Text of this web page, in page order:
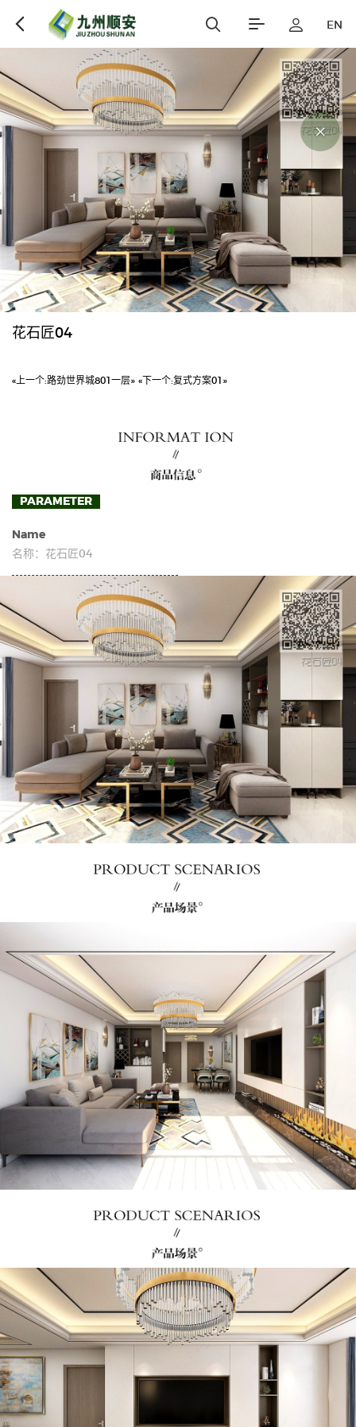
民用家具 沈阳板材
钢制办公家具
EN
花石匠04
«上一个:路劲世界城801一层» «下一个:复式方案01»
PARAMETER
Name
名称： 花石匠04